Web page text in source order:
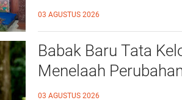
Ahmad Baharudin
Ramah Anak
03 AGUSTUS 2026
Babak Baru Tata
Menelaah
39/2025 Menjadi No.
03 AGUSTUS 2026